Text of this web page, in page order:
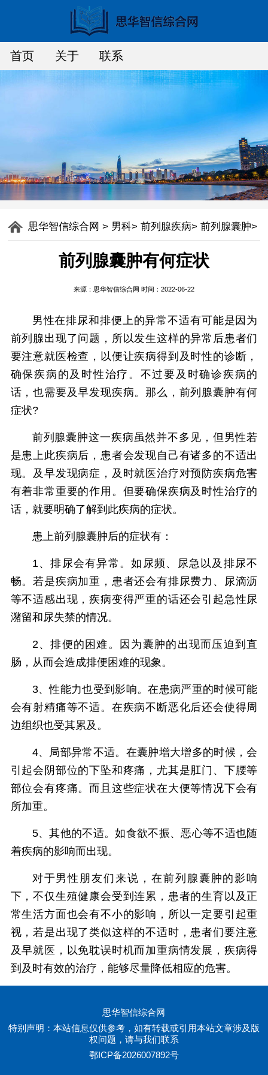
首页 关于 联系
思华智信综合网 > 男科>前列腺疾病>前列腺囊肿>
前列腺囊肿有何症状
来源： 思华智信综合网 时间：2022-06-22
男性在排尿和排便上的异常不适有可能是因为
前列腺出现了问题，所以发生这样的异常后患者们
要注意就医检查，以便让疾病得到及时性的诊断，
确保疾病的及时性治疗。不过要及时确诊疾病的
话，也需要及早发现疾病。那么，前列腺囊肿有何
症状?
前列腺囊肿这一疾病虽然并不多见，但男性若
是患上此疾病后，患者会发现自己有诸多的不适出
现。及早发现病症，及时就医治疗对预防疾病危害
有着非常重要的作用。但要确保疾病及时性治疗的
话，就要明确了解到此疾病的症状。
患上前列腺囊肿后的症状有：
1、排尿会有异常。如尿频、尿急以及排尿不
畅。若是疾病加重，患者还会有排尿费力、尿滴沥
等不适感出现，疾病变得严重的话还会引起急性尿
潴留和尿失禁的情况。
2、排便的困难。因为囊肿的出现而压迫到直
肠，从而会造成排便困难的现象。
3、性能力也受到影响。在患病严重的时候可能
会有射精痛等不适。在疾病不断恶化后还会使得周
边组织也受其累及。
4、局部异常不适。在囊肿增大增多的时候，会
引起会阴部位的下坠和疼痛，尤其是肛门、下腰等
部位会有疼痛。而且这些症状在大便等情况下会有
所加重。
5、其他的不适。如食欲不振、恶心等不适也随
着疾病的影响而出现。
对于男性朋友们来说，在前列腺囊肿的影响
下，不仅生殖健康会受到连累，患者的生育以及正
常生活方面也会有不小的影响，所以一定要引起重
视，若是出现了类似这样的不适时，患者们要注意
及早就医，以免耽误时机而加重病情发展，疾病得
到及时有效的治疗，能够尽量降低相应的危害。
思华智信综合网
特别声明：本站信息仅供参考，如有转载或引用本站文章涉及版
权问题，请与我们联系
鄂ICP备2026007892号